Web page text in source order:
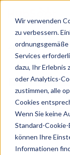
Wir verwenden
zu verbessern.
Services
dazu, Ihr Erlebnis
oder Analytics-
zustimmen, alle
Cookies
Wenn Sie keine
Standard-
können Ihre
Informationen
Alle Produkte